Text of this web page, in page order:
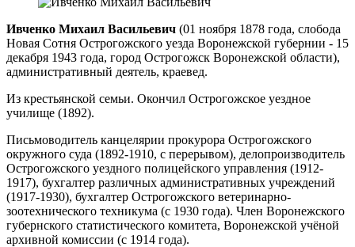
Ивченко Михаил Васильевич (01 ноября 1878 года, слобода
Новая Сотня Острогожского уезда Воронежской губернии - 15
декабря 1943 года, город Острогожск Воронежской области),
административный деятель, краевед.
Из крестьянской семьи. Окончил Острогожское уездное
училище (1892).
Письмоводитель канцелярии прокурора Острогожского
окружного суда (1892-1910, с перерывом), делопроизводитель
Острогожского уездного полицейского управления (1912-
1917), бухгалтер различных административных учреждений
(1917-1930), бухгалтер Острогожского ветеринарно-
зоотехнического техникума (с 1930 года). Член Воронежского
губернского статистического комитета, Воронежской учёной
архивной комиссии (с 1914 года).